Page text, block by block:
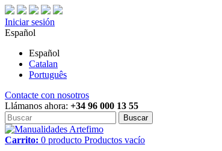
Iniciar sesión
Español
Español
Catalan
Português
Contacte con nosotros
Llámanos ahora: +34 96 000 13 55
Buscar
Carrito: 0 producto Productos vacío